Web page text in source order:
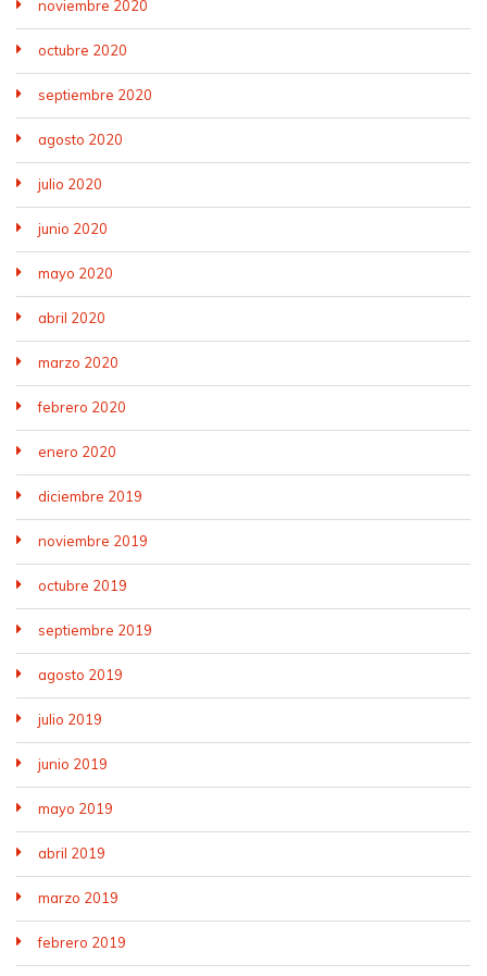
noviembre 2020
octubre 2020
septiembre 2020
agosto 2020
julio 2020
junio 2020
mayo 2020
abril 2020
marzo 2020
febrero 2020
enero 2020
diciembre 2019
noviembre 2019
octubre 2019
septiembre 2019
agosto 2019
julio 2019
junio 2019
mayo 2019
abril 2019
marzo 2019
febrero 2019